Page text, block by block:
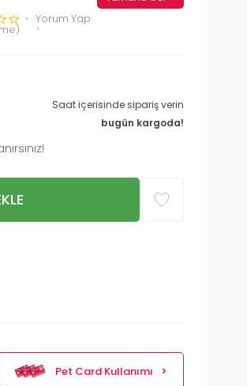
Yorum Yap
Saat içerisinde sipariş verin
bugün kargoda!
Pet Card Kullanımı